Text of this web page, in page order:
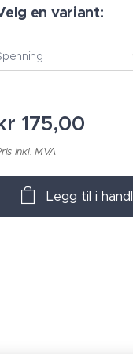
en variant:
175,00
inkl. MVA
Legg til i